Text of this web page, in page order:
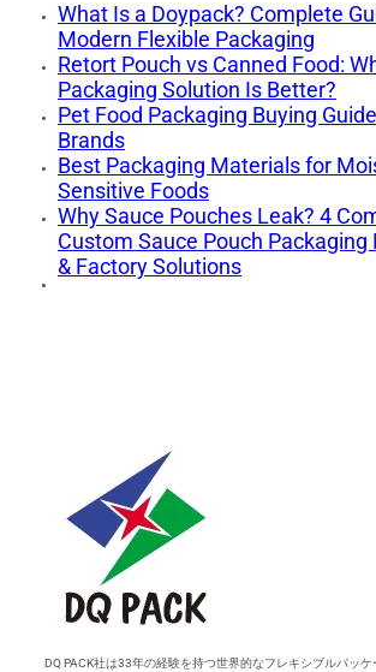
What Is a Doypack? Complete
Modern Flexible Packaging
Retort Pouch vs Canned Food:
Packaging Solution Is Better?
Pet Food Packaging Buying
Brands
Best Packaging Materials for
Sensitive Foods
Why Sauce Pouches Leak? 4
Custom Sauce Pouch Packaging
& Factory Solutions
DQ PACK社は33年の経験を持つ世界的なフレキシブルパッ